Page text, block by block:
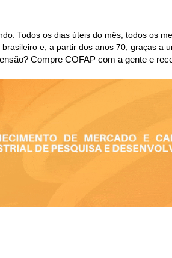
Todos os dias úteis do mês, todos os
e, a partir dos anos 70, graças a
Compre COFAP com a gente e